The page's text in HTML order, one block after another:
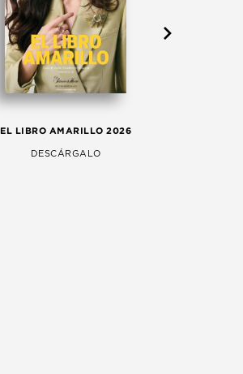
EL LIBRO AMARILLO 2026
DESCÁRGALO